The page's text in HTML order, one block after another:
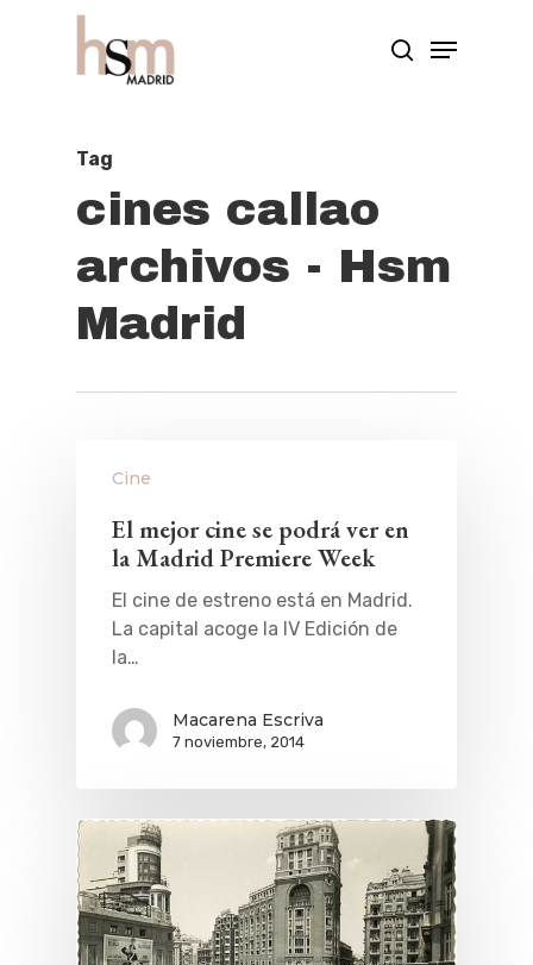
Tag
cines callao
archivos - Hsm
Madrid
Cine
El mejor cine se podrá ver en
la Madrid Premiere Week
El cine de estreno está en Madrid.
La capital acoge la IV Edición de
la…
Macarena Escriva
7 noviembre, 2014